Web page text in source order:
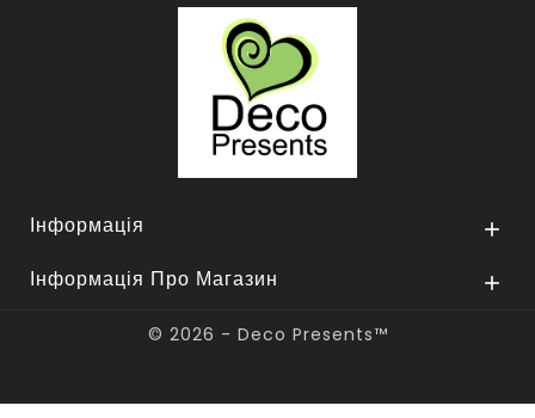
Інформація 
Інформація Про Магазин 
© 2026 - Deco Presents™